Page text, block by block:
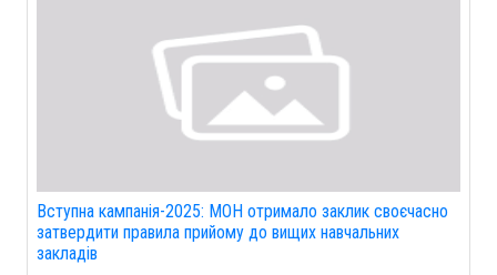
Вступна кампанія-2025: МОН отримало заклик своєчасно
затвердити правила прийому до вищих навчальних
закладів